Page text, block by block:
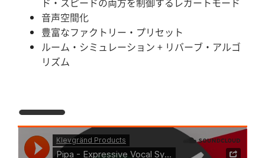
音声空間化
豊富なファクトリー・プリセット
ルーム・シミュレーション + リバーブ・アルゴ
リズム